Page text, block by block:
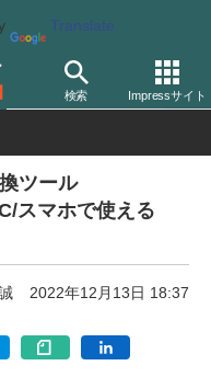
Translate
検索 Impressサイト
ム/印画紙/現像用品
ツール
スマホで使える
2022年12月13日 18:37